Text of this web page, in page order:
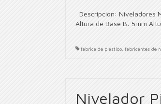
Descripción: Niveladores
Altura de Base B: 5mm
fabrica de plastico fabricantes de
Nivelador